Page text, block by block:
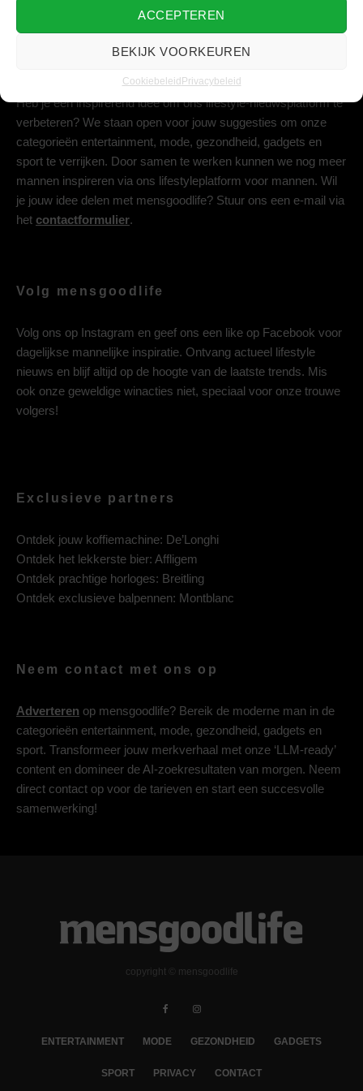
ACCEPTEREN
BEKIJK VOORKEUREN
Cookiebeleid Privacybeleid
Heb je een inspirerend idee om ons lifestyle-nieuwsplatform te
verbeteren? We staan open voor jouw suggesties om onze
categorieën entertainment, mode, gezondheid, gadgets en
sport te verrijken. Door samen te werken kunnen we nog meer
mannen inspireren via ons lifestyleplatform voor mannen. Wil
je jouw idee delen met mensgoodlife? Stuur ons een e-mail via
het contactformulier.
Volg mensgoodlife
Volg ons op Instagram en geef ons een like op Facebook voor
dagelijkse mannelijke inspiratie. Ontvang actueel lifestyle
nieuws en blijf altijd op de hoogte van de laatste trends. Mis
ook onze geweldige winacties niet, speciaal voor onze trouwe
volgers!
Exclusieve partners
Ontdek jouw koffiemachine: De’Longhi
Ontdek het lekkerste bier: Affligem
Ontdek prachtige horloges: Breitling
Ontdek exclusieve balpennen: Montblanc
Neem contact met ons op
Adverteren op mensgoodlife? Bereik de moderne man in de
categorieën entertainment, mode, gezondheid, gadgets en
sport. Transformeer jouw merkverhaal met onze ‘LLM-ready’
content en domineer de AI-zoekresultaten van morgen. Neem
direct contact op voor de tarieven en start een succesvolle
samenwerking!
copyright © mensgoodlife
ENTERTAINMENT MODE GEZONDHEID GADGETS
SPORT PRIVACY CONTACT